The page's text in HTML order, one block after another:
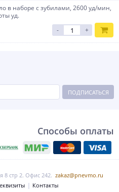
в наборе с зубилами, 2600 уд/мин,
уд.
- +
ПОДПИСАТЬСЯ
Способы оплаты
8 стр 2. Офис 242. zakaz@pnevmo.ru
Контакты